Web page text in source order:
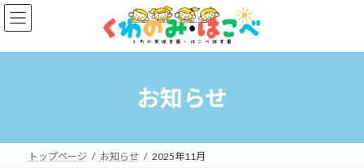
コ
ン
ン
ナ
ビ
ー
お知らせ
トップページ お知らせ 2025年11月